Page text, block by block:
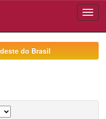
do Brasil